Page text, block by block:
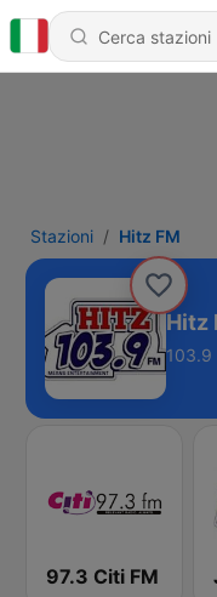
Stazioni Hitz FM
Hitz
103.9
97.3 Citi FM